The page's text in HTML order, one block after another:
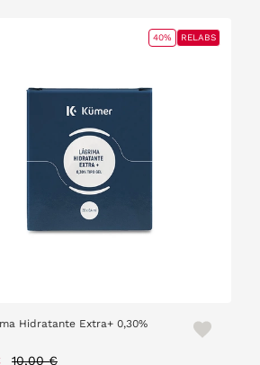
Hidratante Extra+ 0,30%
Price reduced from
10,00 €
40% RELABS